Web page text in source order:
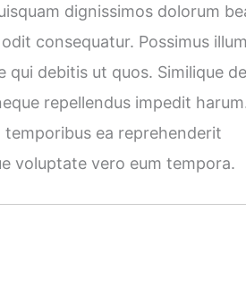
dignissimos dolorum
consequatur. Possimus illum
qui debitis ut quos. Similique
repellendus impedit
temporibus ea reprehenderit
voluptate vero eum tempora.